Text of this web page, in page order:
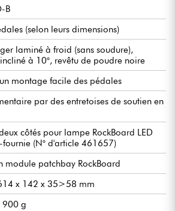
B
(selon leurs dimensions)
laminé à froid (sans soudure),
à 10°, revêtu de poudre noire
montage facile des pédales
par des entretoises de soutien en
côtés pour lampe RockBoard LED
(N° d'article 461657)
module patchbay RockBoard
x 142 x 35>58 mm
900 g